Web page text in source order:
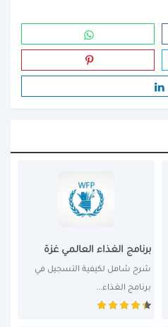
برنامج الغذاء العالمي غزة
برنامج الغذاء...